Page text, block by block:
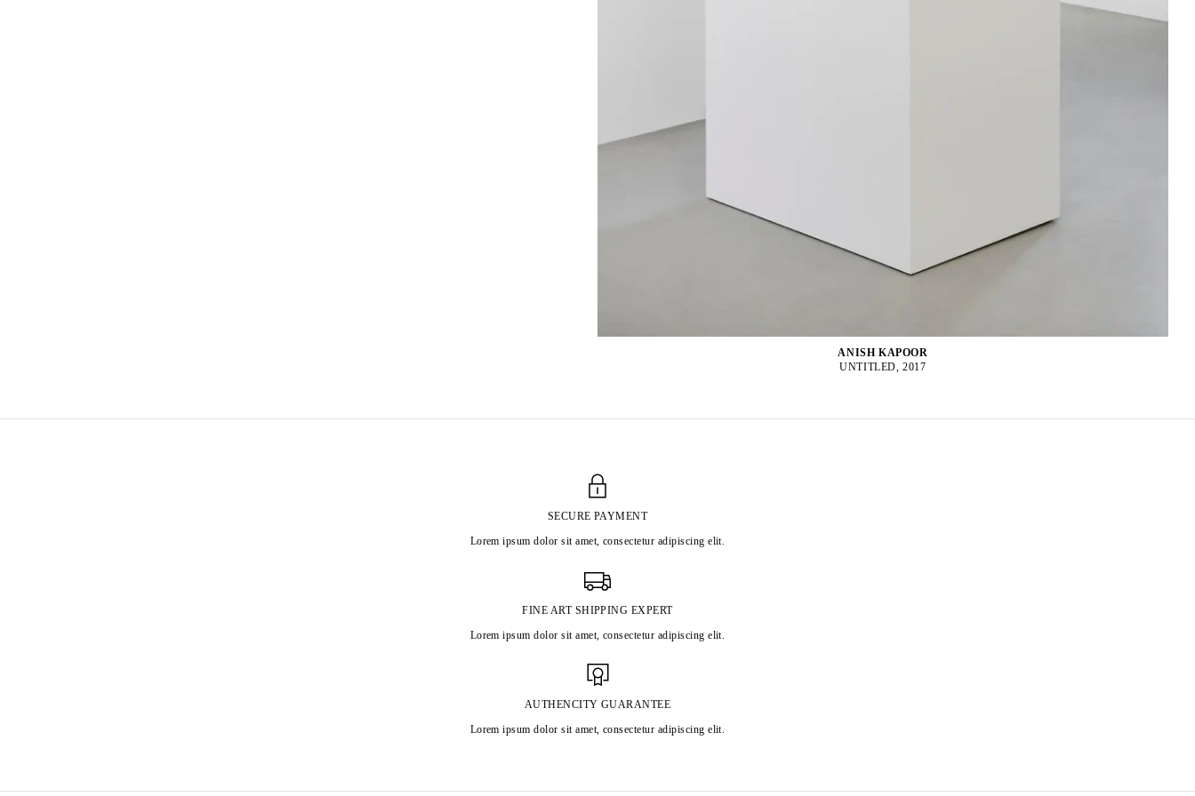
ANISH KAPOOR
UNTITLED, 2017
SECURE PAYMENT
Lorem ipsum dolor sit amet, consectetur adipiscing elit.
FINE ART SHIPPING EXPERT
Lorem ipsum dolor sit amet, consectetur adipiscing elit.
AUTHENCITY GUARANTEE
Lorem ipsum dolor sit amet, consectetur adipiscing elit.